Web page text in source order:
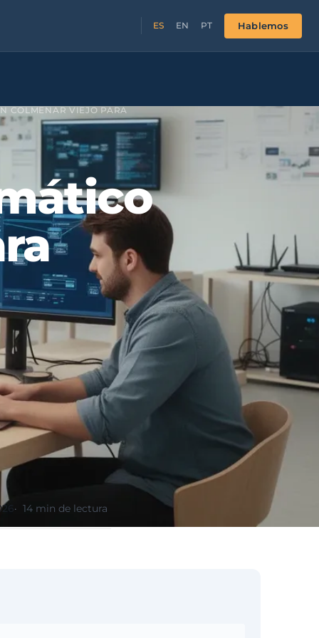
ES EN PT Hablemos
COLMENAR VIEJO PARA
14 min de lectura